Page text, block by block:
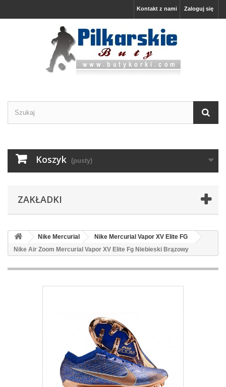
Zaloguj się
Kontakt z nami
Koszyk (pusty)
ZAKŁADKI
Nike Mercurial
Nike Mercurial Vapor XV Elite FG
Nike Air Zoom Mercurial Vapor XV Elite Fg Niebieski Brązowy